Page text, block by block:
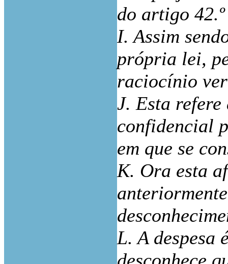
do artigo 42.º
I. Assim
própria lei,
raciocínio
J. Esta refere
confidencial
em que se
K. Ora esta
L. A despesa